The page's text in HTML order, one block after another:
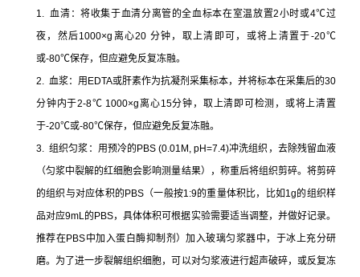
1. 血清：将收集于血清分离管的全血标本在室温放置2小时或4℃过
夜，然后1000×g离心20 分钟，取上清即可，或将上清置于-20℃
或-80℃保存，但应避免反复冻融。
2. 血浆：用EDTA或肝素作为抗凝剂采集标本，并将标本在采集后的30
分钟内于2-8℃ 1000×g离心15分钟，取上清即可检测，或将上清置
于-20℃或-80℃保存，但应避免反复冻融。
3. 组织匀浆：用预冷的PBS (0.01M, pH=7.4)冲洗组织，去除残留血液
（匀浆中裂解的红细胞会影响测量结果），称重后将组织剪碎。将剪碎
的组织与对应体积的PBS（一般按1:9的重量体积比，比如1g的组织样
品对应9mL的PBS，具体体积可根据实验需要适当调整，并做好记录。
推荐在PBS中加入蛋白酶抑制剂）加入玻璃匀浆器中，于冰上充分研
磨。为了进一步裂解组织细胞，可以对匀浆液进行超声破碎，或反复冻